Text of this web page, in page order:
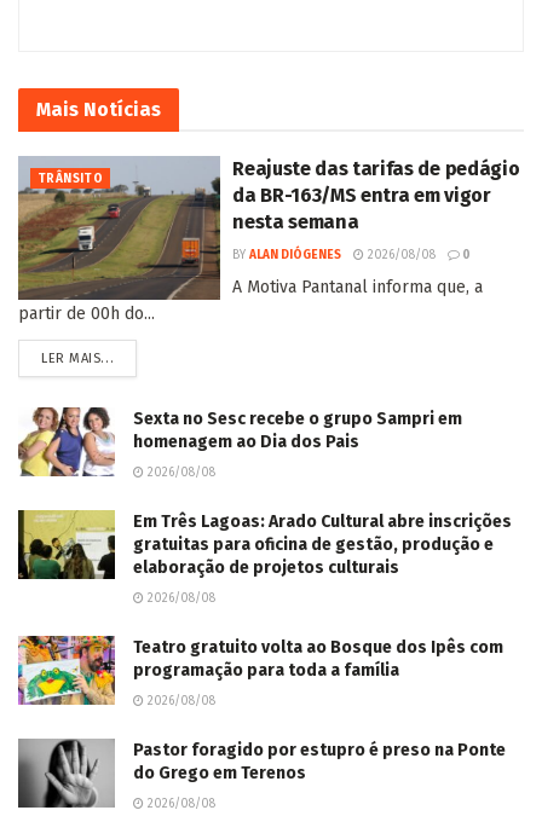
Mais Notícias
TRÂNSITO
Reajuste das tarifas de pedágio
da BR-163/MS entra em vigor
nesta semana
BY ALAN DIÓGENES 2026/08/08 0
A Motiva Pantanal informa que, a
partir de 00h do...
LER MAIS...
Sexta no Sesc recebe o grupo Sampri em
homenagem ao Dia dos Pais
2026/08/08
Em Três Lagoas: Arado Cultural abre inscrições
gratuitas para oficina de gestão, produção e
elaboração de projetos culturais
2026/08/08
Teatro gratuito volta ao Bosque dos Ipês com
programação para toda a família
2026/08/08
Pastor foragido por estupro é preso na Ponte
do Grego em Terenos
2026/08/08